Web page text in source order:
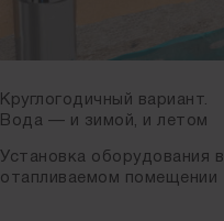
Круглогодичный вариант.
Вода — и зимой, и летом
Установка оборудования в
отапливаемом помещении